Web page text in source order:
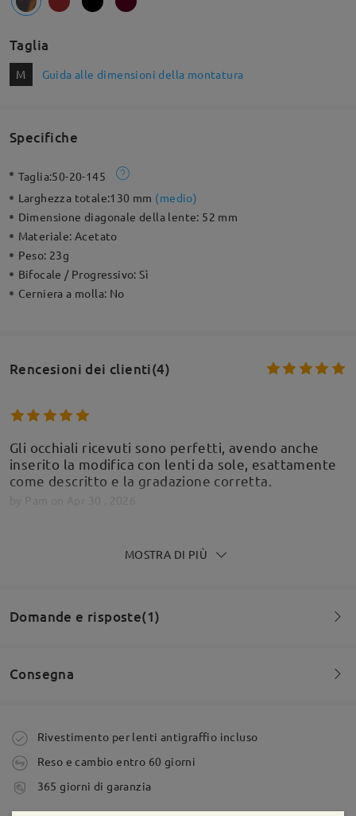
Taglia
M Guida alle dimensioni della montatura
Specifiche
Taglia:50-20-145
Larghezza totale:130 mm (medio)
Dimensione diagonale della lente: 52 mm
Materiale:Acetato
Peso: 23g
Bifocale / Progressivo:Sì
Cerniera a molla: No
Rencesioni dei clienti(4)
Gli occhiali ricevuti sono perfetti, avendo anche
inserito la modifica con lenti da sole, esattamente
come descritto e la gradazione corretta.
Leggi tutte le
MOSTRA DI PIÙ
Domande e risposte(1)
da DANTE G su Feb 28 , 2026
Firmoo's reply
Ciao Dante,
Consegna
Ordine effettuato
tempi di spedizione
Rivestimento per lenti antigraffio incluso
Reso e cambio entro 60 giorni
365 giorni di garanzia